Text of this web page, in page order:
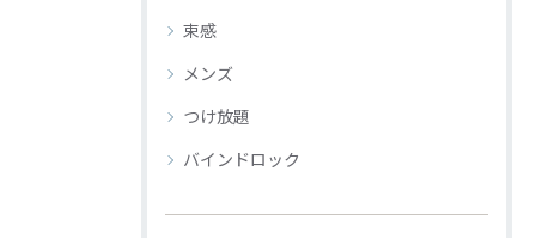
束感
メンズ
つけ放題
バインドロック